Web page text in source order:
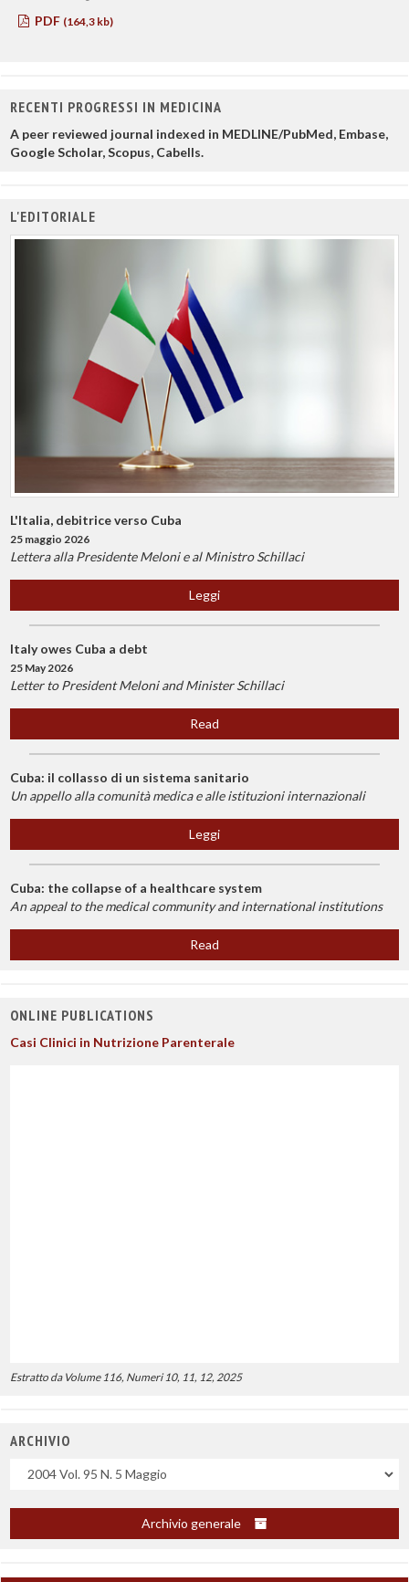
PDF (164,3 kb)
RECENTI PROGRESSI IN MEDICINA
A peer reviewed journal indexed in MEDLINE/PubMed, Embase,
Google Scholar, Scopus, Cabells.
L'EDITORIALE
L'Italia, debitrice verso Cuba
25 maggio 2026
Lettera alla Presidente Meloni e al Ministro Schillaci
Leggi
Italy owes Cuba a debt
25 May 2026
Letter to President Meloni and Minister Schillaci
Read
Cuba: il collasso di un sistema sanitario
Un appello alla comunità medica e alle istituzioni internazionali
Leggi
Cuba: the collapse of a healthcare system
An appeal to the medical community and international institutions
Read
ONLINE PUBLICATIONS
Casi Clinici in Nutrizione Parenterale
Estratto da Volume 116, Numeri 10, 11, 12, 2025
ARCHIVIO
Uscite
Archivio generale